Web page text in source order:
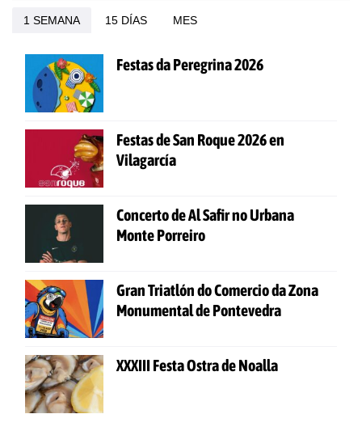
1 SEMANA 15 DÍAS MES
Festas da Peregrina 2026
Festas de San Roque 2026 en
Vilagarcía
Concerto de Al Safir no Urbana
Monte Porreiro
Gran Triatlón do Comercio da Zona
Monumental de Pontevedra
XXXIII Festa Ostra de Noalla